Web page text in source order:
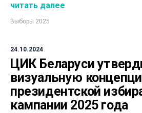
читать далее
Выборы 2025
24.10.2024
ЦИК Беларуси
визуальную
президентской
кампании 2025 года